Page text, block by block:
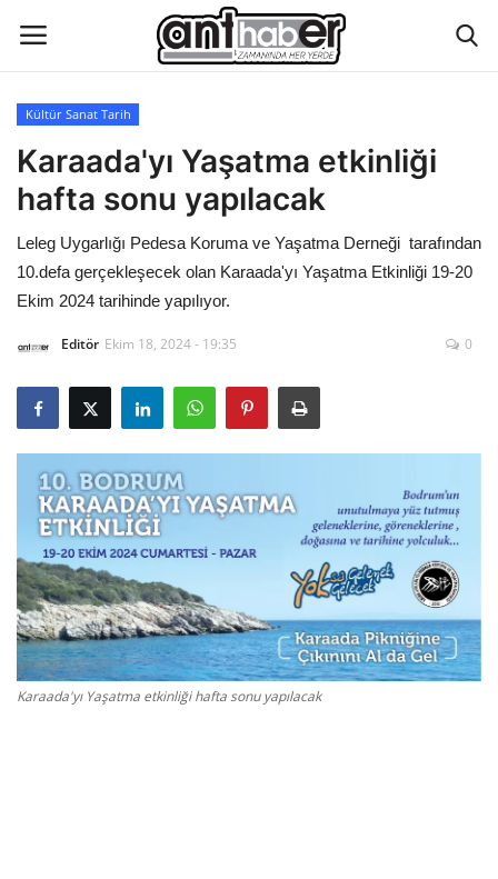
Künye
Eğitim
Aktüel Magazin
Asayiş
Çevre
Gizlilik Politikası
Reklam ve İşbirliği
Bodrum Trafik Yoğunluk Haritası
Kültür Sanat Tarih
Karaada'yı Yaşatma etkinliği
hafta sonu yapılacak
Leleg Uygarlığı Pedesa Koruma ve Yaşatma Derneği tarafından
10.defa gerçekleşecek olan Karaada'yı Yaşatma Etkinliği 19-20
Ekim 2024 tarihinde yapılıyor.
Editör Ekim 18, 2024 - 19:35 0
Karaada'yı Yaşatma etkinliği hafta sonu yapılacak